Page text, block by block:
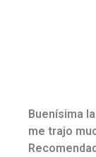
Buenísima
me trajo